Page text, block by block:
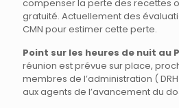
compenser la perte des recettes
gratuité. Actuellement des
CMN pour estimer cette perte.
Point sur les heures de nuit au
réunion est prévue sur place,
membres de l’administration (
aux agents de l’avancement du